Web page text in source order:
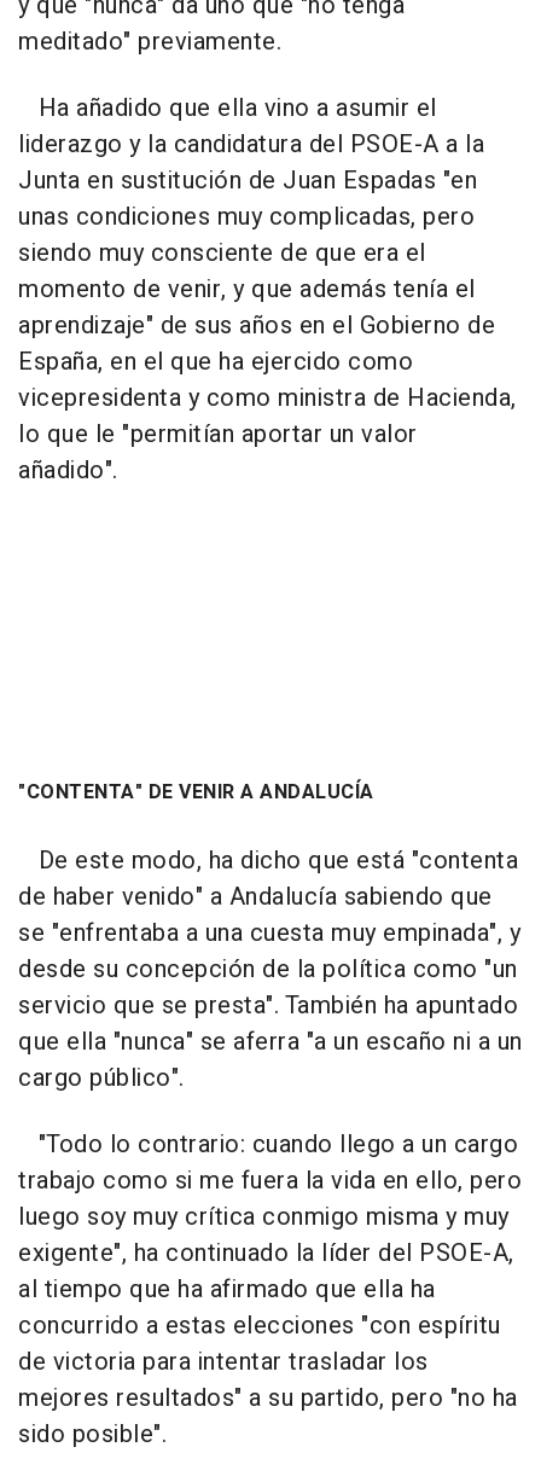
meditado" previamente.
Ha añadido que ella vino a asumir el
liderazgo y la candidatura del PSOE-A a la
Junta en sustitución de Juan Espadas "en
unas condiciones muy complicadas, pero
siendo muy consciente de que era el
momento de venir, y que además tenía el
aprendizaje" de sus años en el Gobierno de
España, en el que ha ejercido como
vicepresidenta y como ministra de Hacienda,
lo que le "permitían aportar un valor
añadido".
"CONTENTA" DE VENIR A ANDALUCÍA
De este modo, ha dicho que está "contenta
de haber venido" a Andalucía sabiendo que
se "enfrentaba a una cuesta muy empinada", y
desde su concepción de la política como "un
servicio que se presta". También ha apuntado
que ella "nunca" se aferra "a un escaño ni a un
cargo público".
"Todo lo contrario: cuando llego a un cargo
trabajo como si me fuera la vida en ello, pero
luego soy muy crítica conmigo misma y muy
exigente", ha continuado la líder del PSOE-A,
al tiempo que ha afirmado que ella ha
concurrido a estas elecciones "con espíritu
de victoria para intentar trasladar los
mejores resultados" a su partido, pero "no ha
sido posible".